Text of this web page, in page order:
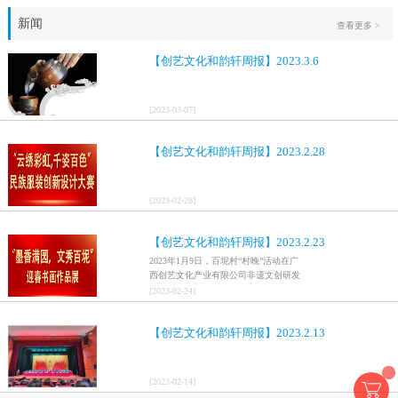
新闻
【创艺文化和韵轩周报】2023.3.6
[2023-03-07]
【创艺文化和韵轩周报】2023.2.28
[2023-02-28]
【创艺文化和韵轩周报】2023.2.23
2023年1月9日，百坭村“村晚”活动在广
西创艺文化产业有限公司非遗文创研发
基地、百色市乐业县百坭壮族织布技艺
传承创意基地正式开启，活动紧扣“启航
村特色设计舞美，突出乡村文艺新体
[2023-02-24]
【创艺文化和韵轩周报】2023.2.13
[2023-02-14]
查看更多 >